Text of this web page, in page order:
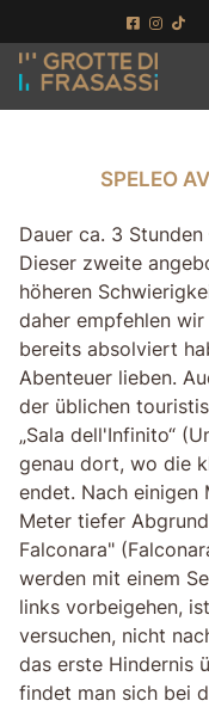
Gehe zum Seiteninhalt
Gehen Sie zur Fußzeile
SPELEO
Dauer ca. 3
Dieser zweite
höheren
daher empfehlen
bereits absolviert
Abenteuer lieben.
der üblichen
„Sala dell'Infinito“
genau dort, wo die
endet. Nach
Meter tiefer
Falconara"
werden mit einem
links vorbeigehen,
versuchen, nicht
das erste Hindernis
findet man sich bei